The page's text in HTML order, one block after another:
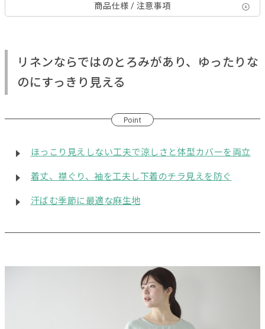
商品仕様 / 注意事項
リネンならではのとろみがあり、ゆったりな
のにすっきり見える
Point
ほっこり見えしない工夫で涼しさと体型カバーを両立
着丈、襟ぐり、袖を工夫し下着のチラ見えを防ぐ
汗ばむ季節に最適な麻生地